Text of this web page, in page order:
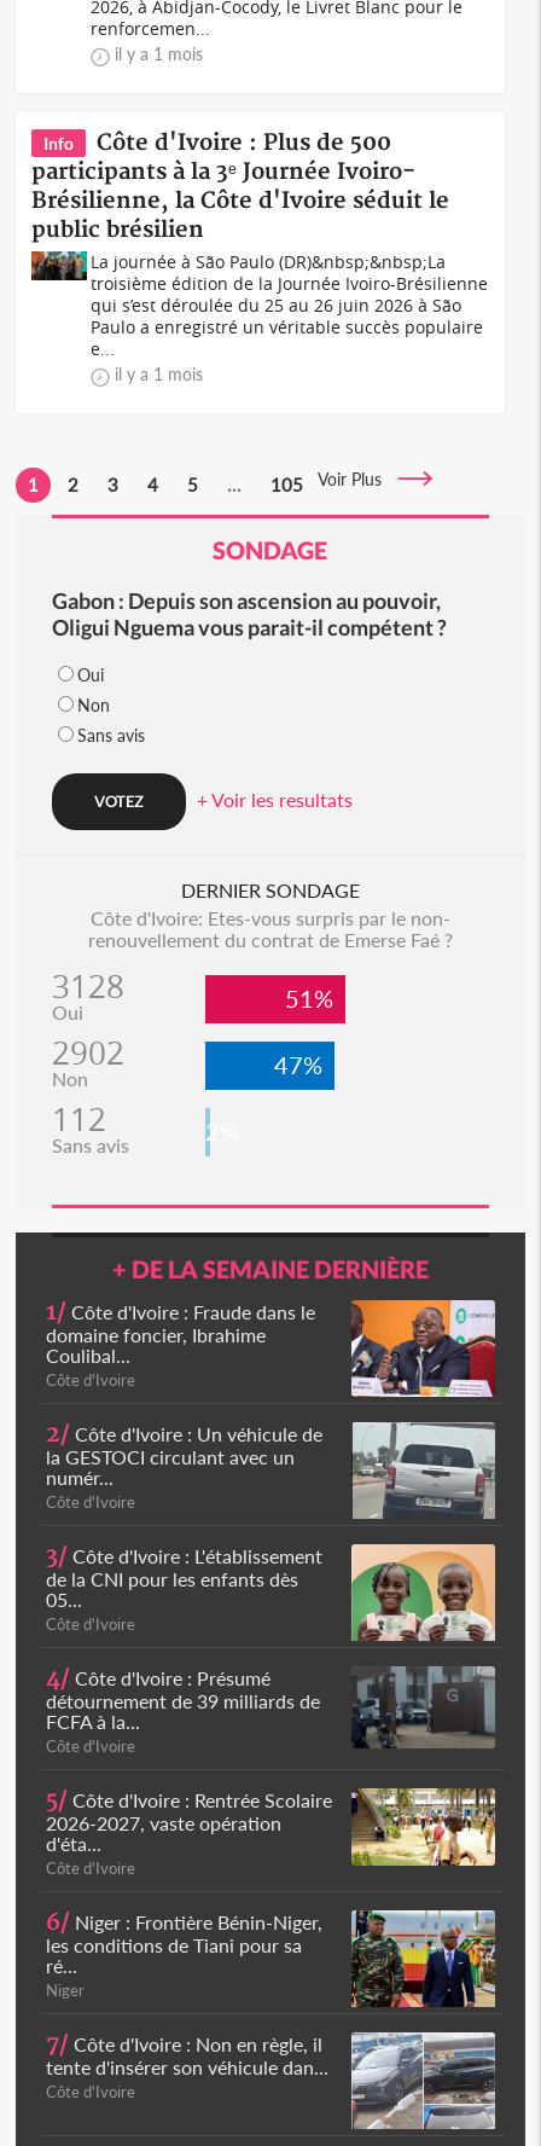
2026, à Abidjan-Cocody, le Livret Blanc pour le
renforcemen...
il y a 1 mois
Info
Côte d'Ivoire : Plus de 500
participants à la 3ᵉ Journée Ivoiro-
Brésilienne, la Côte d'Ivoire séduit le
public brésilien
La journée à São Paulo (DR)&nbsp;&nbsp;La
troisième édition de la Journée Ivoiro-Brésilienne
qui s’est déroulée du 25 au 26 juin 2026 à São
Paulo a enregistré un véritable succès populaire
e...
il y a 1 mois
1 2 3 4 5 ... 105 Voir Plus
SONDAGE
Gabon : Depuis son ascension au pouvoir,
Oligui Nguema vous parait-il compétent ?
Oui
Non
Sans avis
+ Voir les resultats
DERNIER SONDAGE
Côte d'Ivoire: Etes-vous surpris par le non-
renouvellement du contrat de Emerse Faé ?
3128
Oui 51%
2902
Non 47%
112
Sans avis 2%
+ DE LA SEMAINE DERNIÈRE
1/ Côte d'Ivoire : Fraude dans le
domaine foncier, Ibrahime
Coulibal...
Côte d'Ivoire
2/ Côte d'Ivoire : Un véhicule de
la GESTOCI circulant avec un
numér...
Côte d'Ivoire
3/ Côte d'Ivoire : L'établissement
de la CNI pour les enfants dès
05...
Côte d'Ivoire
4/ Côte d'Ivoire : Présumé
détournement de 39 milliards de
FCFA à la...
Côte d'Ivoire
5/ Côte d'Ivoire : Rentrée Scolaire
2026-2027, vaste opération
d'éta...
Côte d'Ivoire
6/ Niger : Frontière Bénin-Niger,
les conditions de Tiani pour sa
ré...
Niger
7/ Côte d'Ivoire : Non en règle, il
tente d'insérer son véhicule dan...
Côte d'Ivoire